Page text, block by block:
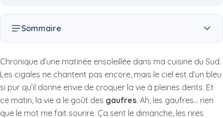
Sommaire
Chronique d’une matinée ensoleillée dans ma cuisine du Sud.
Les cigales ne chantent pas encore, mais le ciel est d’un bleu
si pur qu’il donne envie de croquer la vie à pleines dents. Et
ce matin, la vie a le goût des gaufres. Ah, les gaufres… rien
que le mot me fait sourire. Ça sent le dimanche, les rires